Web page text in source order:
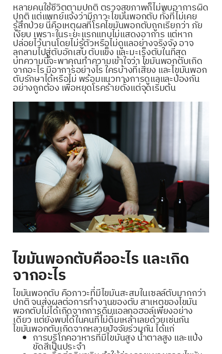
หลายคนใช้ชีวิตตามปกติ ตรวจสุขภาพก็ไม่พบอาการผิด
ปกติ แต่แพทย์แจ้งว่ามีภาวะไขมันพอกตับ ทั้งที่ไม่เคย
รู้สึกป่วย นี่คือเหตุผลที่โรคไขมันพอกตับถูกเรียกว่า ภัย
เงียบ เพราะในระยะแรกแทบไม่แสดงอาการ แต่หาก
ปล่อยไว้นานโดยไม่รู้ตัวหรือไม่ดูแลอย่างจริงจัง อาจ
ลุกลามไปสู่ตับอักเสบ ตับแข็ง และมะเร็งตับในที่สุด
บทความนี้จะพาคุณทำความเข้าใจว่า ไขมันพอกตับเกิด
จากอะไร มีอาการอย่างไร ใครบ้างที่เสี่ยง และไขมันพอก
ตับรักษาได้หรือไม่ พร้อมแนวทางการดูแลและป้องกัน
อย่างถูกต้อง เพื่อหยุดโรคร้ายตั้งแต่จุดเริ่มต้น
ไขมันพอกตับคืออะไร และเกิด
จากอะไร
ไขมันพอกตับ คือภาวะที่มีไขมันสะสมในเซลล์ตับมากกว่า
ปกติ จนส่งผลต่อการทำงานของตับ สาเหตุของไขมัน
พอกตับไม่ได้เกิดจากการดื่มแอลกอฮอล์เพียงอย่าง
เดียว แต่ยังพบได้ในคนที่ไม่ดื่มเหล้าเลยด้วยเช่นกัน
ไขมันพอกตับเกิดจากหลายปัจจัยร่วมกัน ได้แก่
การบริโภคอาหารที่มีไขมันสูง น้ำตาลสูง และแป้ง
ขัดสีเป็นประจำ